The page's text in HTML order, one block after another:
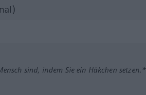
sind, indem Sie ein Häkchen setzen.*